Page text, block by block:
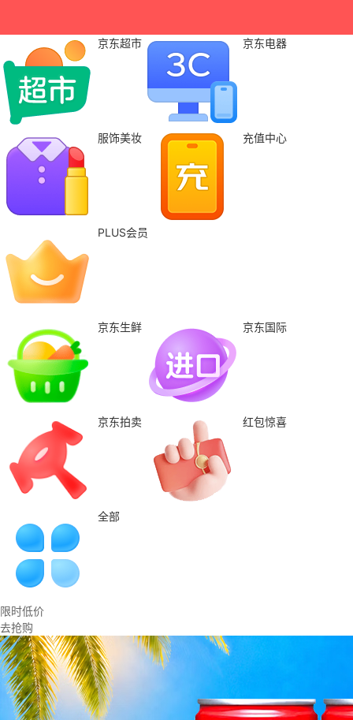
京东超市 京东电器
服饰美妆 充值中心
PLUS会员
京东生鲜 京东国际
京东拍卖 红包惊喜
全部
限时低价
去抢购